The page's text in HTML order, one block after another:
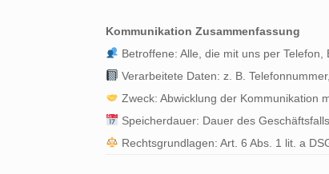
Kommunikation Zusammenfassung
Betroffene: Alle, die mit uns per
Verarbeitete Daten: z. B.
Zweck: Abwicklung der Kommunikation
Speicherdauer: Dauer des
Rechtsgrundlagen: Art. 6 Abs. 1 lit. a